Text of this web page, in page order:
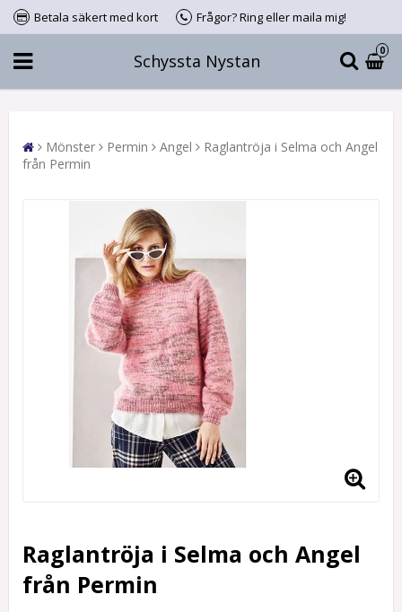
Betala säkert med kort Frågor? Ring eller maila mig!
Schyssta Nystan
0
Mönster Permin Angel
Raglantröja i Selma och Angel
från Permin
Raglantröja i Selma och Angel
från Permin